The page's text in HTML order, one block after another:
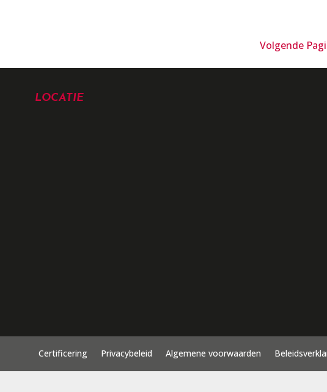
Volgende
LOCATIE
Certificering Privacybeleid Algemene voorwaarden